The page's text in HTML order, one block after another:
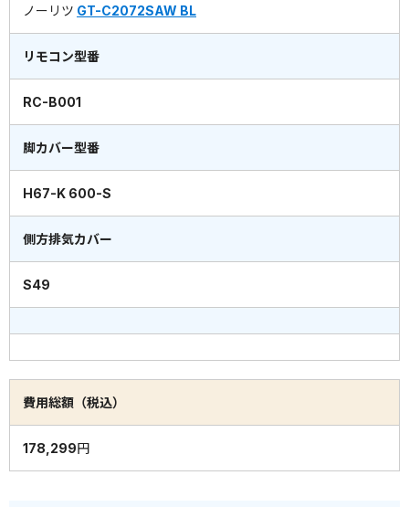
ノーリツ GT-C2072SAW BL
リモコン型番
RC-B001
脚カバー型番
H67-K 600-S
側方排気カバー
S49
費用総額（税込）
178,299円